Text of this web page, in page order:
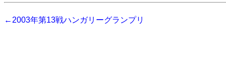
←2003年第13戦ハンガリーグランプリ